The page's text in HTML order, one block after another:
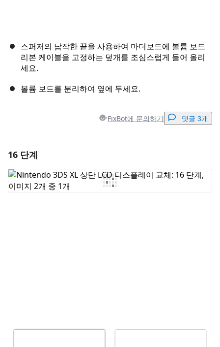
스퍼저의 납작한 끝을 사용하여 마더보드에 볼륨 보드
리본 케이블을 고정하는 덮개를 조심스럽게 들어 올리
세요.
볼륨 보드를 분리하여 옆에 두세요.
FixBot에 문의하기 댓글 3개
댓글 쓰기
16 단계